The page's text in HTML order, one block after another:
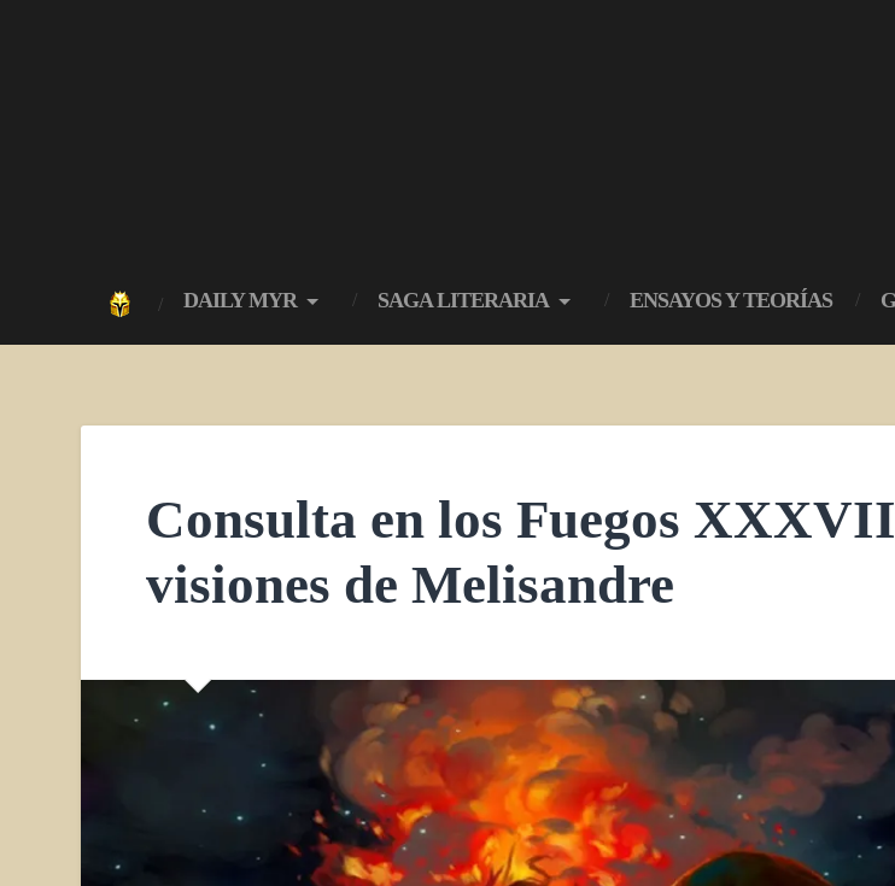
DAILY MYR SAGA LITERARIA ENSAYOS Y TEORÍAS
Consulta en los Fuegos
visiones de Melisandre